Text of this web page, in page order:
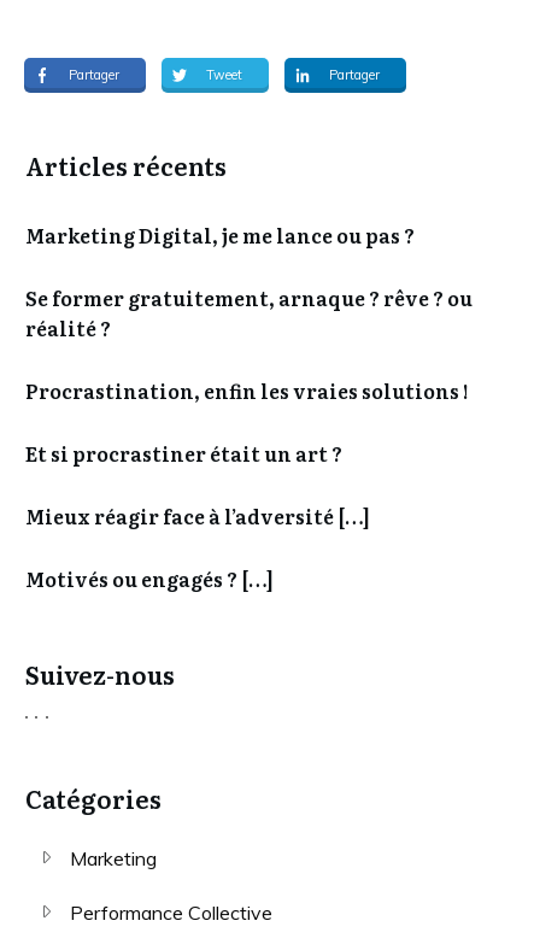
Partager Tweet Partager
Articles récents
Marketing Digital, je me lance ou pas ?
Se former gratuitement, arnaque ? rêve ? ou
réalité ?
Procrastination, enfin les vraies solutions !
Et si procrastiner était un art ?
Mieux réagir face à l’adversité […]
Motivés ou engagés ? […]
Suivez-nous
Catégories
Marketing
Performance Collective